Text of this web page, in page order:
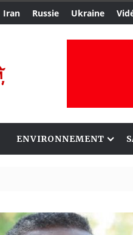
Iran Russie Ukraine
ENVIRONNEMENT